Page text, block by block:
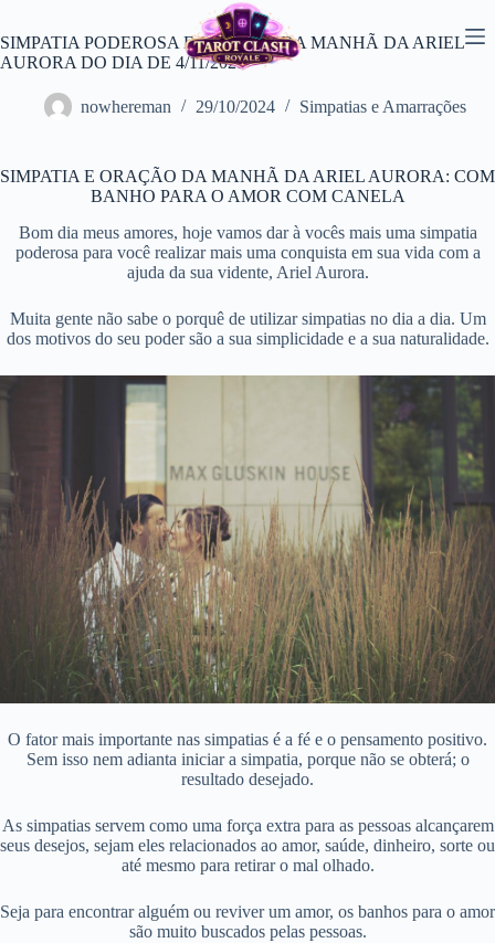
o
conteúdo
SIMPATIA PODEROSA E ORAÇÃO DA MANHÃ DA ARIEL
AURORA DO DIA DE 4/11/2021
nowhereman 29/10/2024 Simpatias e Amarrações
SIMPATIA E ORAÇÃO DA MANHÃ DA ARIEL AURORA: COM
BANHO PARA O AMOR COM CANELA
Bom dia meus amores, hoje vamos dar à vocês mais uma simpatia
poderosa para você realizar mais uma conquista em sua vida com a
ajuda da sua vidente, Ariel Aurora.
Muita gente não sabe o porquê de utilizar simpatias no dia a dia. Um
dos motivos do seu poder são a sua simplicidade e a sua naturalidade.
O fator mais importante nas simpatias é a fé e o pensamento positivo.
Sem isso nem adianta iniciar a simpatia, porque não se obterá; o
resultado desejado.
As simpatias servem como uma força extra para as pessoas alcançarem
seus desejos, sejam eles relacionados ao amor, saúde, dinheiro, sorte ou
até mesmo para retirar o mal olhado.
Seja para encontrar alguém ou reviver um amor, os banhos para o amor
são muito buscados pelas pessoas.